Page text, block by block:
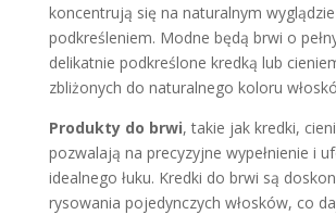
koncentrują się na naturalnym
podkreśleniem. Modne będą brwi o
delikatnie podkreślone kredką lub
zbliżonych do naturalnego koloru
Produkty do brwi, takie jak kredki,
pozwalają na precyzyjne wypełnienie i
idealnego łuku. Kredki do brwi są
rysowania pojedynczych włosków, co